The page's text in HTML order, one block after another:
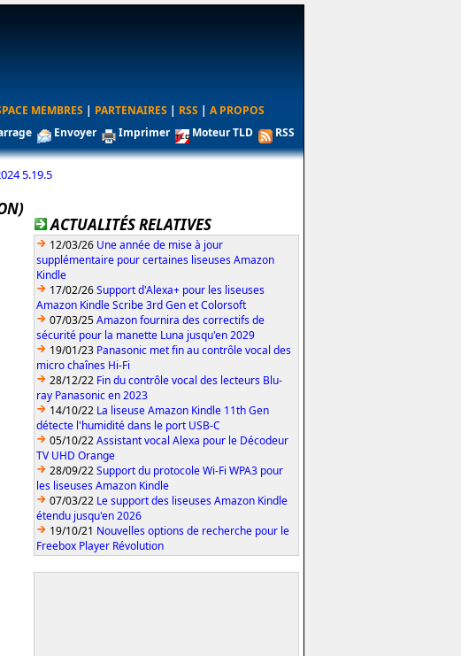
MEMBRES | PARTENAIRES | RSS | A PROPOS
Envoyer Imprimer Moteur TLD RSS
5.19.5
ACTUALITÉS RELATIVES
12/03/26 Une année de mise à jour
supplémentaire pour certaines liseuses Amazon
Kindle
17/02/26Support d'Alexa+ pour les liseuses
Amazon Kindle Scribe 3rd Gen et Colorsoft
07/03/25Amazon fournira des correctifs de
sécurité pour la manette Luna jusqu'en 2029
19/01/23 Panasonic met fin au contrôle vocal des
micro chaînes Hi-Fi
28/12/22 Fin du contrôle vocal des lecteurs Blu-
ray Panasonic en 2023
14/10/22 La liseuse Amazon Kindle 11th Gen
détecte l'humidité dans le port USB-C
05/10/22Assistant vocal Alexa pour le Décodeur
TV UHD Orange
28/09/22Support du protocole Wi-Fi WPA3 pour
les liseuses Amazon Kindle
07/03/22 Le support des liseuses Amazon Kindle
étendu jusqu'en 2026
19/10/21 Nouvelles options de recherche pour le
Freebox Player Révolution